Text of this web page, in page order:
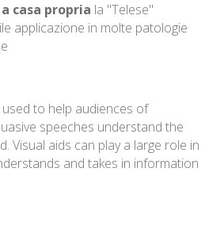
casa propria la "Telese"
applicazione in molte patologie
to help audiences of
speeches understand the
Visual aids can play a large role in
and takes in information